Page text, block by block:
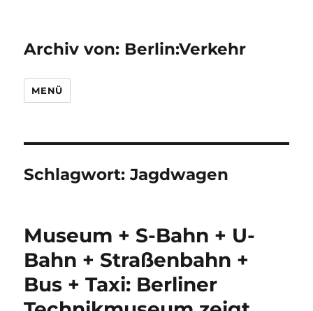
Archiv von: Berlin:Verkehr
MENÜ
Schlagwort:Jagdwagen
Museum + S-Bahn + U-
Bahn + Straßenbahn +
Bus + Taxi: Berliner